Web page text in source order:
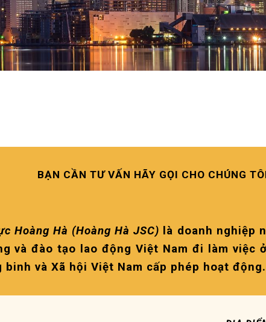
BẠN CẦN TƯ VẤN HÃY GỌI CHO CHÚNG
Hoàng Hà (Hoàng Hà JSC) là doanh nghiệp
và đào tạo lao động Việt Nam đi làm việc
và Xã hội Việt Nam cấp phép hoạt động.